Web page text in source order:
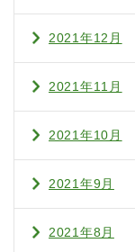
2021年12月
2021年11月
2021年10月
2021年9月
2021年8月